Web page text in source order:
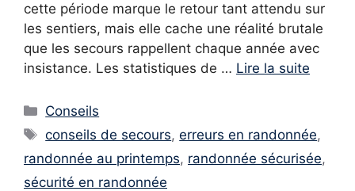
cette période marque le retour tant attendu sur
les sentiers, mais elle cache une réalité brutale
que les secours rappellent chaque année avec
insistance. Les statistiques de … Lire la suite
Catégories
Conseils
Étiquettes
conseils de secours,erreurs en randonnée,
randonnée au printemps, randonnée sécurisée,
sécurité en randonnée